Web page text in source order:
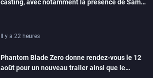
casting, avec notamment la présence de Sam
Il y a 22 heures
Phantom Blade Zero donne rendez-vous le 12
août pour un nouveau trailer ainsi que le